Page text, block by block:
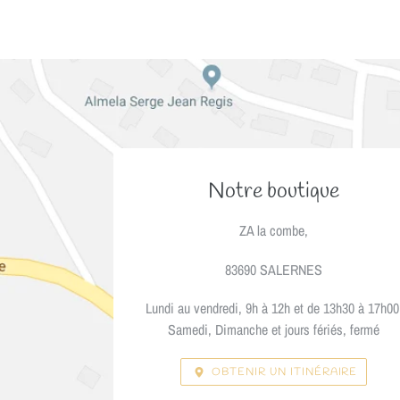
EMPLACEMENT
Notre boutique
ZA la combe,
83690 SALERNES
Lundi au vendredi, 9h à 12h et de 13h30 à
Samedi, Dimanche et jours fériés, fermé
OBTENIR UN ITINÉRAIRE